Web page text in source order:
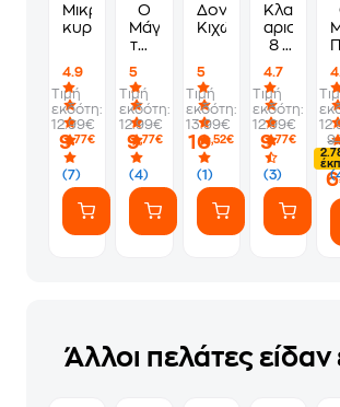
Μικρές
κυρίες
4.9
(7)
Τιμή
εκδότη:
12.99€
9,77€
Ο
Μάγος
του
5
(4)
Τιμή
εκδότη:
12.99€
9,77€
Δον
Κιχώτης
5
(1)
Τιμή
εκδότη:
13.99€
10,52€
Κλασικά
8 -
κήπος
4.7
(3)
Τιμή
εκδότη:
12.99€
9,77€
6
Άλλοι πελάτες είδαν